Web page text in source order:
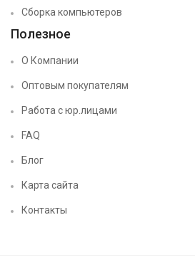
Сборка компьютеров
Полезное
О Компании
Оптовым покупателям
Работа с юр.лицами
FAQ
Блог
Карта сайта
Контакты